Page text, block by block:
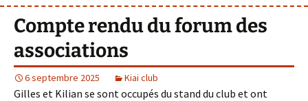
Compte rendu du forum des
associations
6 septembre 2025 Kiai club
Gilles et Kilian se sont occupés du stand du club et ont